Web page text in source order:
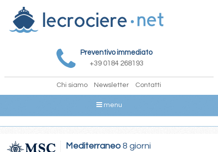
Preventivo immediato
+39 0184 268193
Chi siamo Newsletter Contatti
menu
Mediterraneo8 giorni